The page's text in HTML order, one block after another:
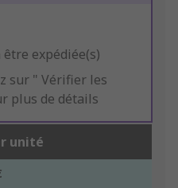
expédiée(s)
sur " Vérifier les
plus de détails
unité